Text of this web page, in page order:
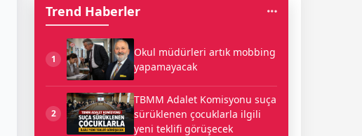
Trend Haberler
1
Okul müdürleri artık mobbing
yapamayacak
2
TBMM Adalet Komisyonu suça
sürüklenen çocuklarla ilgili
yeni teklifi görüşecek